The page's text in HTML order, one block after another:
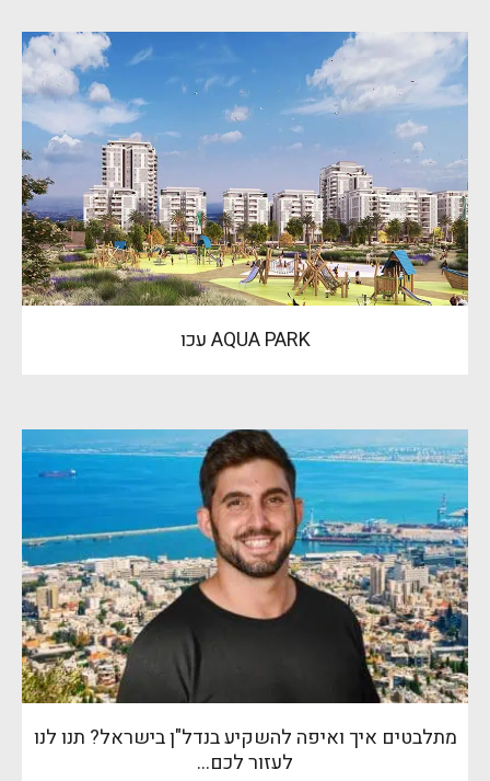
AQUA PARK עכו
מתלבטים איך ואיפה להשקיע בנדל"ן בישראל? תנו לנו
לעזור לכם…